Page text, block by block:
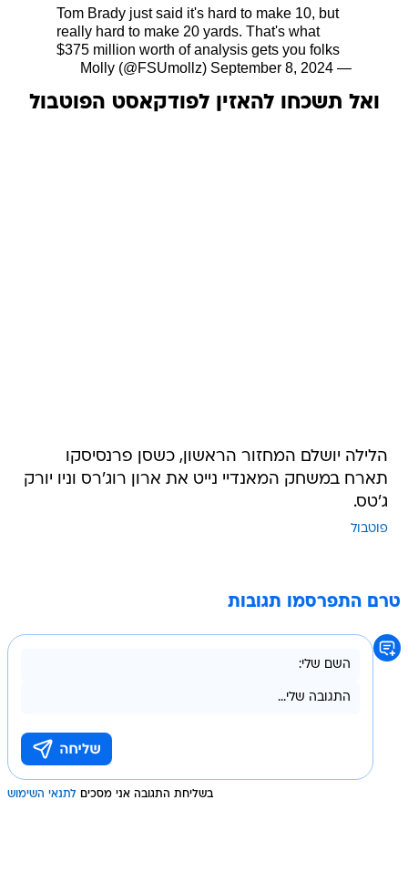
Tom Brady just said it's hard to make 10, but
really hard to make 20 yards. That's what
$375 million worth of analysis gets you folks
— Molly (@FSUmollz)
September 8, 2024
ואל תשכחו להאזין לפודקאסט הפוטבול
הלילה יושלם המחזור הראשון, כשסן פרנסיסקו
תארח במשחק המאנדיי נייט את ארון רוג'רס וניו יורק
ג'טס.
פוטבול
טרם התפרסמו תגובות
בשליחת התגובה אני מסכים לתנאי השימוש